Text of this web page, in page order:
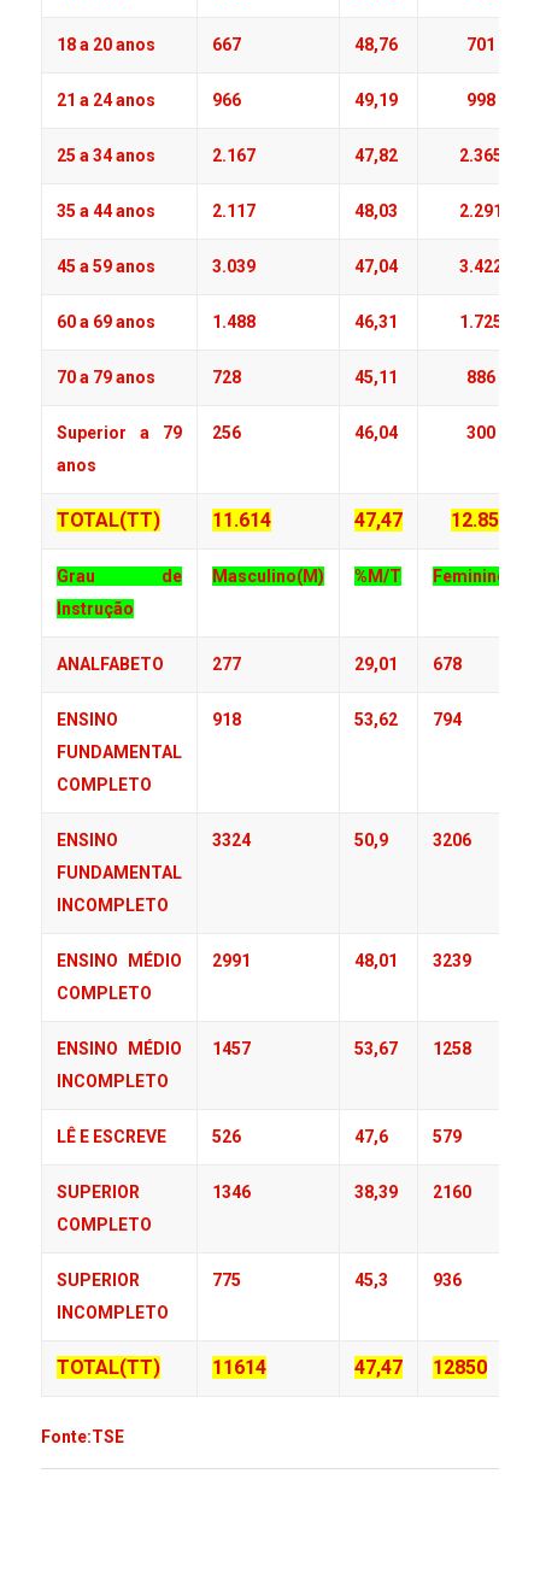
18 a 20 anos 667 48,76 701
21 a 24 anos 966 49,19 998
25 a 34 anos 2.167 47,82 2.365
35 a 44 anos 2.117 48,03 2.291
45 a 59 anos 3.039 47,04 3.422
60 a 69 anos 1.488 46,31 1.725
70 a 79 anos 728 45,11 886
Superior a 79
anos
256 46,04 300
TOTAL(TT) 11.614 47,47 12.850
Grau de
Instrução
Masculino(M) %M/T Feminino(F)
ANALFABETO 277 29,01 678
ENSINO
FUNDAMENTAL
COMPLETO
918 53,62 794
ENSINO
FUNDAMENTAL
INCOMPLETO
3324 50,9 3206
ENSINO MÉDIO
COMPLETO
2991 48,01 3239
ENSINO MÉDIO
INCOMPLETO
1457 53,67 1258
LÊ E ESCREVE 526 47,6 579
SUPERIOR
COMPLETO
1346 38,39 2160
SUPERIOR
INCOMPLETO
775 45,3 936
TOTAL(TT) 11614 47,47 12850
Fonte:TSE